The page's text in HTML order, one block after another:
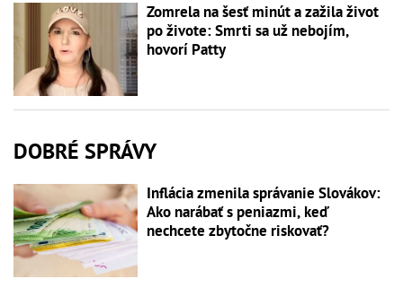
Zomrela na šesť minút a zažila život
po živote: Smrti sa už nebojím,
hovorí Patty
DOBRÉ SPRÁVY
Inflácia zmenila správanie Slovákov:
Ako narábať s peniazmi, keď
nechcete zbytočne riskovať?